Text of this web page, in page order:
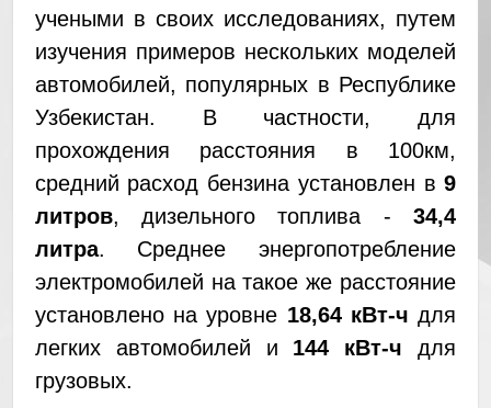
учеными в своих исследованиях, путем
изучения примеров нескольких моделей
автомобилей, популярных в Республике
Узбекистан. В частности, для
прохождения расстояния в 100км,
средний расход бензина установлен в9
литров, дизельного топлива -34,4
литра. Среднее энергопотребление
электромобилей на такое же расстояние
установлено на уровне 18,64 кВт-ч для
легких автомобилей и 144 кВт-ч для
грузовых.